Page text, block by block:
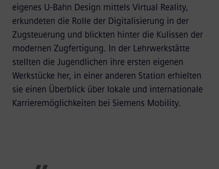
eigenes U-Bahn Design mittels Virtual Reality,
erkundeten die Rolle der Digitalisierung in der
Zugsteuerung und blickten hinter die Kulissen der
modernen Zugfertigung. In der Lehrwerkstätte
stellten die Jugendlichen ihre ersten eigenen
Werkstücke her, in einer anderen Station erhielten
sie einen Überblick über lokale und internationale
Karrieremöglichkeiten bei Siemens Mobility.